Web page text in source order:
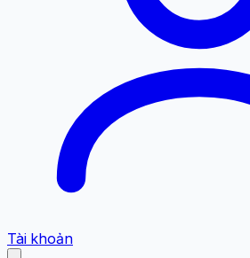
Tài khoản